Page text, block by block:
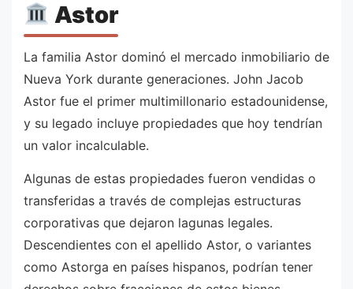
Astor
La familia Astor dominó el mercado inmobiliario de
Nueva York durante generaciones. John Jacob
Astor fue el primer multimillonario estadounidense,
y su legado incluye propiedades que hoy tendrían
un valor incalculable.
Algunas de estas propiedades fueron vendidas o
transferidas a través de complejas estructuras
corporativas que dejaron lagunas legales.
Descendientes con el apellido Astor, o variantes
como Astorga en países hispanos, podrían tener